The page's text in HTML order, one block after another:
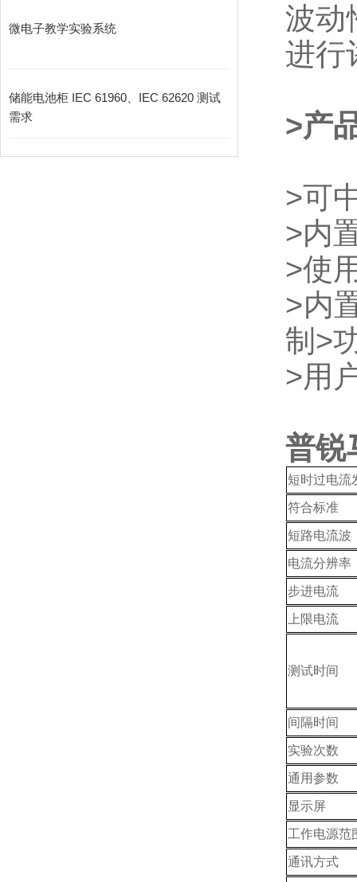
微电子教学实验系统
储能电池柜 IEC 61960、IEC 62620 测试
需求
波动
进行
>产
>可
>内
>使
>内
制 >
>用
普锐
短时过电流
符合标准
短路电流波
电流分辨率
步进电流
上限电流
测试时间
间隔时间
实验次数
通用参数
显示屏
工作电源范
通讯方式